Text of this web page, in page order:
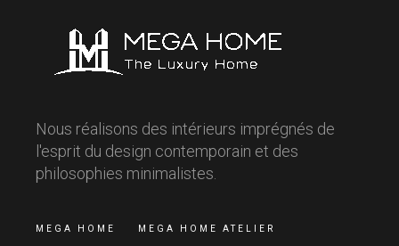
Nous réalisons des intérieurs imprégnés de
l'esprit du design contemporain et des
philosophies minimalistes.
MEGA HOME MEGA HOME ATELIER